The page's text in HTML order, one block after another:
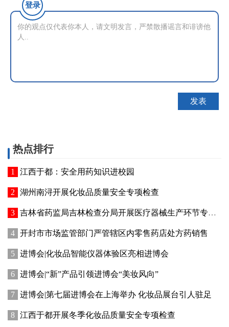
登录
热点排行
江西于都：安全用药知识进校园
湖州南浔开展化妆品质量安全专项检查
吉林省药监局吉林检查分局开展医疗器械生产环节专项整治行动
开封市市场监管部门严管辖区内零售药店处方药销售
进博会|化妆品智能仪器体验区亮相进博会
进博会|“新”产品引领进博会“美妆风向”
进博会|第七届进博会在上海举办 化妆品展台引人驻足
江西于都开展冬季化妆品质量安全专项检查